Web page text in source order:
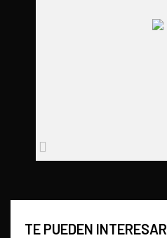
TE PUEDEN INTERESAR